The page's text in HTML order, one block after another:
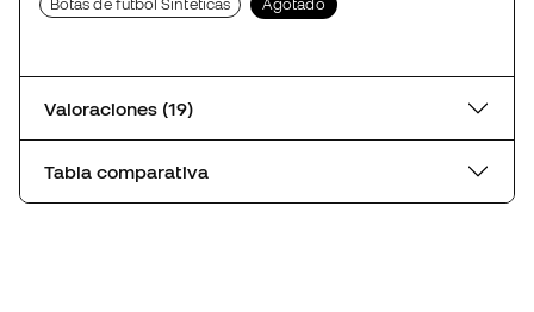
Botas de fútbol Sintéticas Agotado
Valoraciones (19)
Tabla comparativa